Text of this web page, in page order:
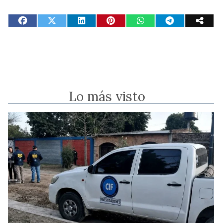
Lo más visto